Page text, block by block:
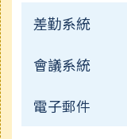
差勤系統
會議系統
電子郵件